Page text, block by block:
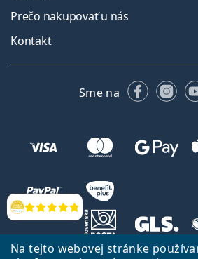
Na tejto webovej stránke
Hodnotenia
Prečo nakupovať u nás
Kontakt
Sme na